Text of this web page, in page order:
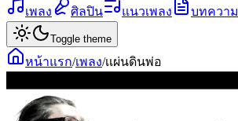
เพลง ศิลปิน แนวเพลง บทความ
Toggle theme
หน้าแรก/เพลง/เเผ่นดินพ่อ